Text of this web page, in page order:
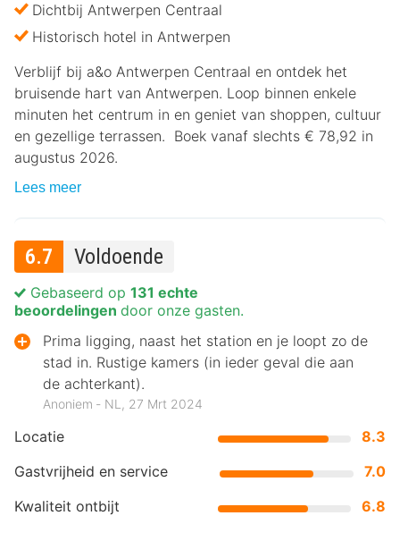
Dichtbij Antwerpen Centraal
Historisch hotel in Antwerpen
Verblijf bij a&o Antwerpen Centraal en ontdek het
bruisende hart van Antwerpen. Loop binnen enkele
minuten het centrum in en geniet van shoppen, cultuur
en gezellige terrassen. Boek vanaf slechts € 78,92 in
augustus 2026.
Lees meer
6.7 Voldoende
Locatie
8.3
Gastvrijheid en service
7.0
Kwaliteit ontbijt
6.8
Gebaseerd op 131 echte
beoordelingen door onze gasten.
Prima ligging, naast het station en je loopt zo de
stad in. Rustige kamers (in ieder geval die aan
de achterkant).
Anoniem ‐ NL, 27 Mrt 2024